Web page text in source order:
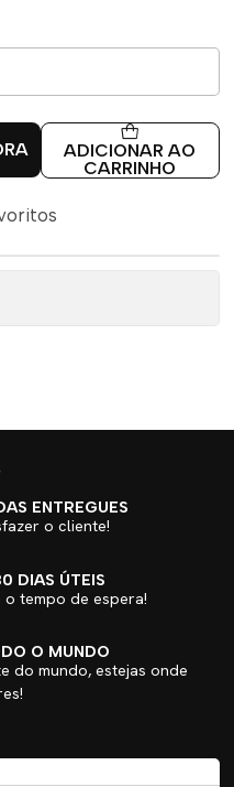
ADICIONAR AO
CARRINHO
ENTREGUES
o cliente!
DIAS ÚTEIS
tempo de espera!
O MUNDO
do mundo, estejas onde